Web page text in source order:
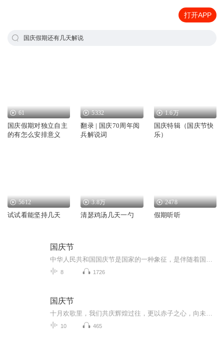
打开APP
国庆假期还有几天解说
61
国庆假期对独立自主
的有怎么安排意义
5332
翻录 | 国庆70周年阅
兵解说词
1.6万
国庆特辑（国庆节快
乐）
5612
试试看能坚持几天
3.8万
清瑟鸡汤几天一勺
2478
假期听听
国庆节
8 1726
国庆节
10 465